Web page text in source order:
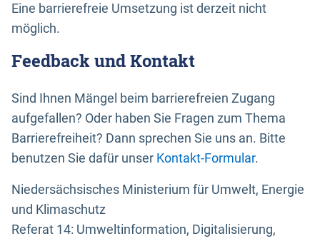
Eine barrierefreie Umsetzung ist derzeit nicht
möglich.
Feedback und Kontakt
Sind Ihnen Mängel beim barrierefreien Zugang
aufgefallen? Oder haben Sie Fragen zum Thema
Barrierefreiheit? Dann sprechen Sie uns an. Bitte
benutzen Sie dafür unser Kontakt-Formular.
Niedersächsisches Ministerium für Umwelt, Energie
und Klimaschutz
Referat 14: Umweltinformation, Digitalisierung,